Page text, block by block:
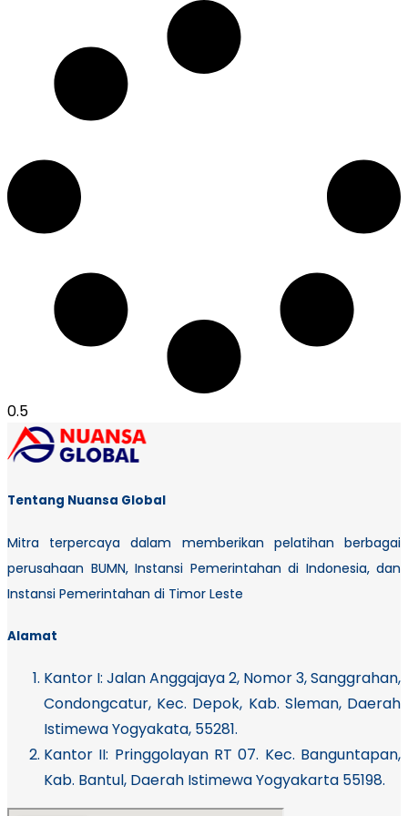
Tentang Nuansa Global
Mitra terpercaya dalam memberikan pelatihan berbagai
perusahaan BUMN, Instansi Pemerintahan di Indonesia, dan
Instansi Pemerintahan di Timor Leste
Alamat
Kantor I: Jalan Anggajaya 2, Nomor 3, Sanggrahan,
Condongcatur, Kec. Depok, Kab. Sleman, Daerah
Istimewa Yogyakata, 55281.
Kantor II: Pringgolayan RT 07. Kec. Banguntapan,
Kab. Bantul, Daerah Istimewa Yogyakarta 55198.